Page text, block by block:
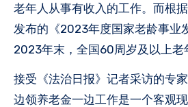
老年人从事有收入的工作。而根
发布的《2023年度国家老龄事业
2023年末，全国60周岁及以上老
接受《法治日报》记者采访的专
边领养老金一边工作是一个客观